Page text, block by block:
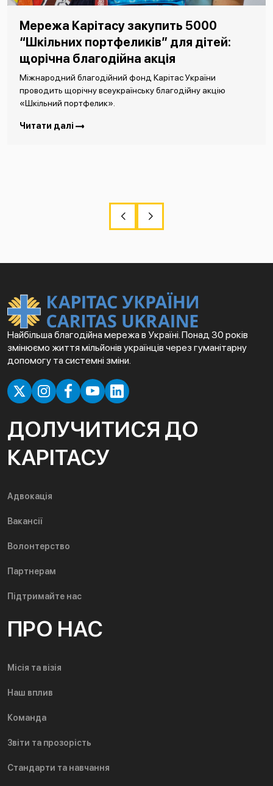
Мережа Карітасу закупить 5000
“Шкільних портфеликів” для дітей:
щорічна благодійна акція
Міжнародний благодійний фонд Карітас України
проводить щорічну всеукраїнську благодійну акцію
«Шкільний портфелик».
Читати далі
Найбільша благодійна мережа в Україні. Понад 30 років
змінюємо життя мільйонів українців через гуманітарну
допомогу та системні зміни.
ДОЛУЧИТИСЯ ДО
КАРІТАСУ
Адвокація
Вакансії
Волонтерство
Партнерам
Підтримайте нас
ПРО НАС
Місія та візія
Наш вплив
Команда
Звіти та прозорість
Стандарти та навчання